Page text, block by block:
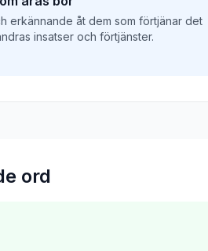
erkännande åt dem som förtjänar det
insatser och förtjänster.
ord